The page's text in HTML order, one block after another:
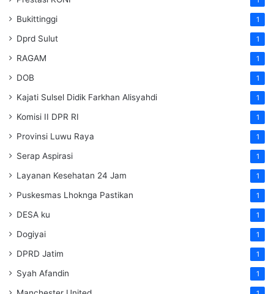
Bukittinggi 1
Dprd Sulut 1
RAGAM 1
DOB 1
Kajati Sulsel Didik Farkhan Alisyahdi 1
Komisi II DPR RI 1
Provinsi Luwu Raya 1
Serap Aspirasi 1
Layanan Kesehatan 24 Jam 1
Puskesmas Lhoknga Pastikan 1
DESA ku 1
Dogiyai 1
DPRD Jatim 1
Syah Afandin 1